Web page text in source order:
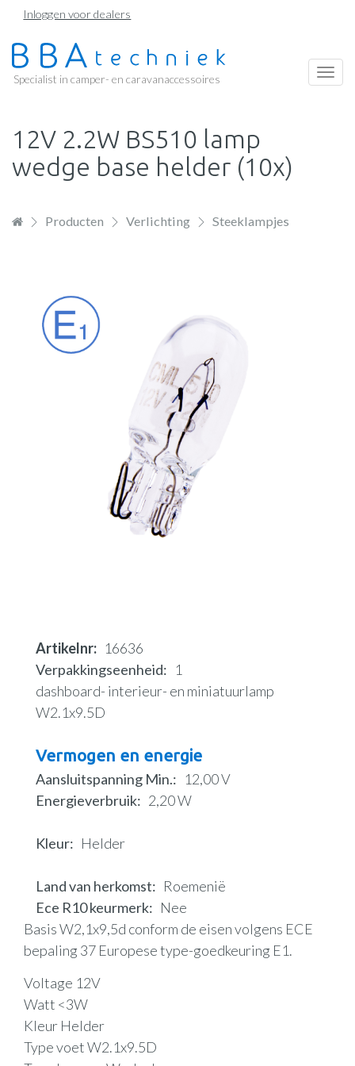
Overslaan
naar
de
Inloggen voor dealers
Specialist in camper- en caravanaccessoires
12V 2.2W BS510 lamp
wedge base helder (10x)
Producten Verlichting Steeklampjes
Artikelnr
16636
Verpakkingseenheid
1
dashboard- interieur- en miniatuurlamp
W2.1x9.5D
Vermogen en energie
Aansluitspanning Min.
12,00 V
Energieverbruik
2,20 W
Kleur Helder
Land van herkomst
Roemenië
Ece R10 keurmerk
Nee
Basis W2,1x9,5d conform de eisen volgens ECE
bepaling 37 Europese type-goedkeuring E1.
Voltage 12V
Watt <3W
Kleur Helder
Type voet W2.1x9.5D